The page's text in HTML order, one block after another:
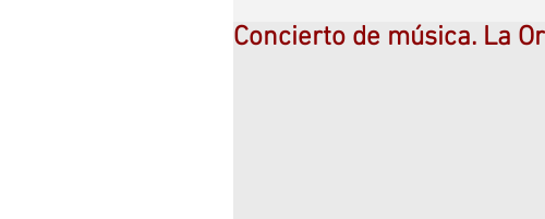
Concierto de música. La